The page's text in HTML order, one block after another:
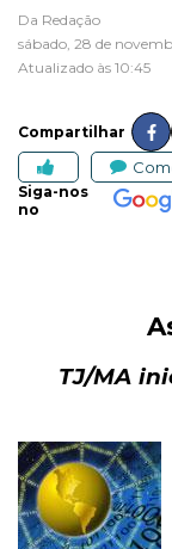
Da Redação
sábado, 28 de
Atualizado às 10:45
Compartilhar
Siga-nos
no
TJ/MA